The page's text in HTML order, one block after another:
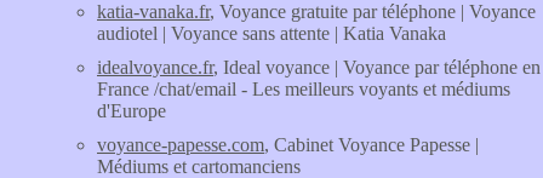
katia-vanaka.fr, Voyance gratuite par téléphone | Voyance
audiotel | Voyance sans attente | Katia Vanaka
idealvoyance.fr, Ideal voyance | Voyance par téléphone en
France /chat/email - Les meilleurs voyants et médiums
d'Europe
voyance-papesse.com, Cabinet Voyance Papesse |
Médiums et cartomanciens